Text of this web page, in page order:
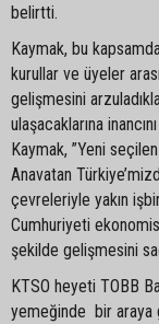
belirtti.
Kaymak, bu
kurullar ve üyeler
gelişmesini
ulaşacaklarına
Kaymak, ”Yeni
Anavatan
çevreleriyle yakın
Cumhuriyeti
şekilde gelişmesini
KTSO heyeti TOBB
yemeğinde bir araya